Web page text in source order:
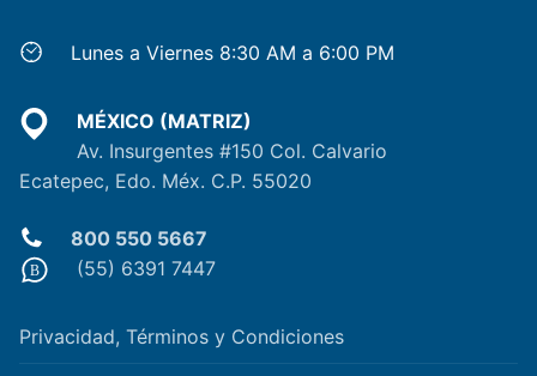
Lunes a Viernes 8:30 AM a 6:00 PM
MÉXICO (MATRIZ)
Av. Insurgentes #150 Col. Calvario
Ecatepec, Edo. Méx. C.P. 55020
800 550 5667
(55) 6391 7447
Privacidad, Términos y Condiciones